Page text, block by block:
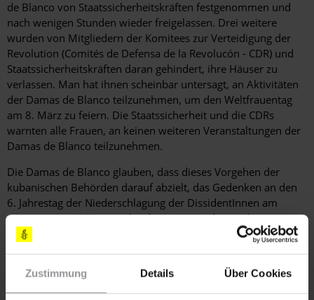
Zustimmung Details Über Cookies
de Blanco von Staatssicherheitskräften festgenommen und
nach wenigen Stunden wieder freigelassen. Drei weitere
wurden von Mitgliedern der Komitees zur Verteidigung der
Revolution (Comités de Defensa de la Revolucón - CDR) und
Staatssicherheitskräften daran gehindert, ihre Häuser zu
verlassen. Man hat ihnen scheinbar untersagt, an Aktivitäten
der Damas de Blanco teilzunehmen, um den Weltfrauentag
am 8. März zu feiern. Die Staatssicherheit und die CDRs
warnten alle Frauen, an keinen weiteren Veranstaltungen der
Damas de Blanco teilzunehmen.
Die Damas de Blanco glauben, dass dieses Vorgehen der
kubanischen Behörden darauf abzielt, das Gedenken an den
6. Jahrestag der Niederschlagung der DissidentInnen am
18.-19. März 2003 zu verhindern. 2003 nahmen die
kubanischen Behörden im Verlauf mehrerer Tage 75 Männer
geäußert hatten. Sie wurden in summarischen Verfahren zu
langen Haftstrafen von bis zu 28 Jahren verurteilt. Amnesty
International betrachtet die 75 verurteilten DissidentInnen als